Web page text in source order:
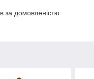
за домовленістю